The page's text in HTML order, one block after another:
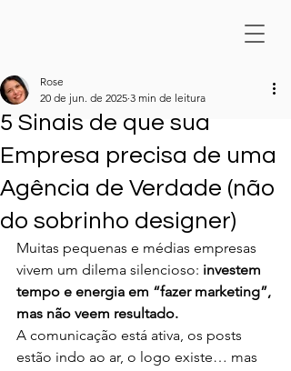
5 Sinais de que sua
Empresa precisa de uma
Agência de Verdade (não
do sobrinho designer)
Rose
20 de jun. de 2025 3 min de leitura
Muitas pequenas e médias empresas
vivem um dilema silencioso: investem
tempo e energia em “fazer marketing”,
mas não veem resultado.
A comunicação está ativa, os posts
estão indo ao ar, o logo existe… mas